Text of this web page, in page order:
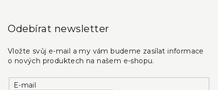
Odebírat newsletter
Vložte svůj e-mail a my vám budeme zasílat informace
o nových produktech na našem e-shopu.
E-mail